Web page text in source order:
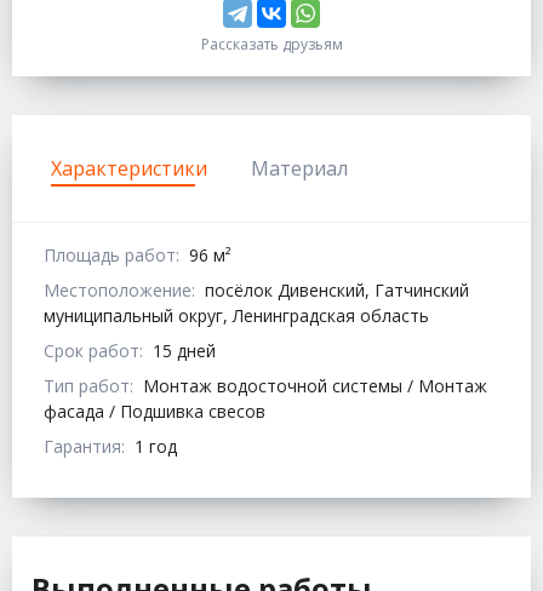
Рассказать друзьям
Характеристики Материал
Площадь работ: 96 м²
Местоположение: посёлок Дивенский, Гатчинский
муниципальный округ, Ленинградская область
Срок работ: 15 дней
Тип работ: Монтаж водосточной системы / Монтаж
фасада / Подшивка свесов
Гарантия: 1 год